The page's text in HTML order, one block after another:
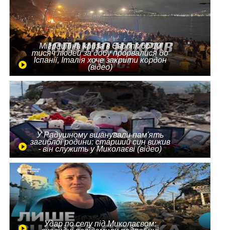
Міграційна криза в Європі: до 10
тисяч людей за добу прорвалися до
Іспанії, Італія хоче закрити кордон
(відео)
У Радушному вшанували пам'ять
загиблої родини: старший син вижив
- він служить у Миколаєві (відео)
Удар по селу під Миколаєвом: